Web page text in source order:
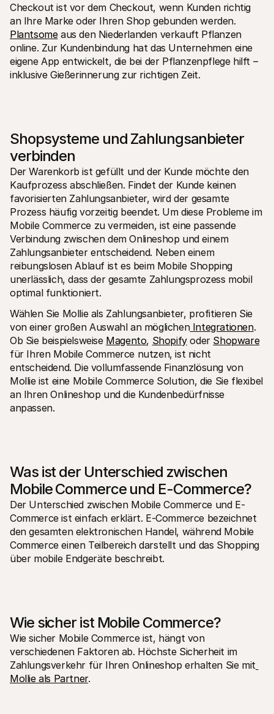
Checkout ist vor dem Checkout, wenn Kunden richtig
Plantsome aus den Niederlanden verkauft Pflanzen
online. Zur Kundenbindung hat das Unternehmen eine
eigene App entwickelt, die bei der Pflanzenpflege hilft –
inklusive Gießerinnerung zur richtigen Zeit.
Shopsysteme und Zahlungsanbieter
verbinden
Der Warenkorb ist gefüllt und der Kunde möchte den
Kaufprozess abschließen. Findet der Kunde keinen
favorisierten Zahlungsanbieter, wird der gesamte
Prozess häufig vorzeitig beendet. Um diese Probleme im
Mobile Commerce zu vermeiden, ist eine passende
Verbindung zwischen dem Onlineshop und einem
Zahlungsanbieter entscheidend. Neben einem
reibungslosen Ablauf ist es beim Mobile Shopping
unerlässlich, dass der gesamte Zahlungsprozess mobil
optimal funktioniert.
Wählen Sie Mollie als Zahlungsanbieter, profitieren Sie
von einer großen Auswahl an möglichen Integrationen.
Ob Sie beispielsweise Magento, Shopify oder Shopware
für Ihren Mobile Commerce nutzen, ist nicht
entscheidend. Die vollumfassende Finanzlösung von
Mollie ist eine Mobile Commerce Solution, die Sie flexibel
an Ihren Onlineshop und die Kundenbedürfnisse
anpassen.
Was ist der Unterschied zwischen
Mobile Commerce und E-Commerce?
Der Unterschied zwischen Mobile Commerce und E-
Commerce ist einfach erklärt. E-Commerce bezeichnet
den gesamten elektronischen Handel, während Mobile
Commerce einen Teilbereich darstellt und das Shopping
über mobile Endgeräte beschreibt.
Wie sicher ist Mobile Commerce?
Wie sicher Mobile Commerce ist, hängt von
verschiedenen Faktoren ab. Höchste Sicherheit im
Zahlungsverkehr für Ihren Onlineshop erhalten Sie mit
Mollie als Partner.